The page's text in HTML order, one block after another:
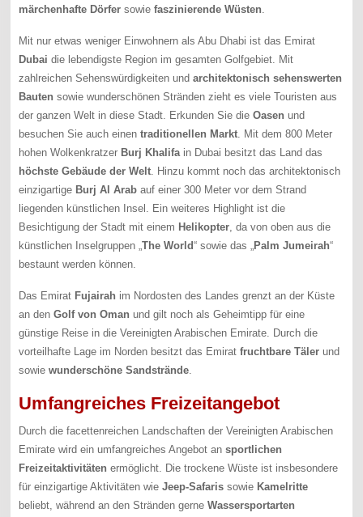
märchenhafte Dörfer sowiefaszinierende Wüsten
Mit nur etwas weniger Einwohnern als Abu Dhabi ist das Emirat
Dubai die lebendigste Region im gesamten Golfgebiet. Mit
zahlreichen Sehenswürdigkeiten undarchitektonisch sehenswerten
Bauten sowie wunderschönen Stränden zieht es viele Touristen aus
der ganzen Welt in diese Stadt. Erkunden Sie dieOasen und
besuchen Sie auch einentraditionellen Markt. Mit dem 800 Meter
hohen Wolkenkratzer Burj Khalifain Dubai besitzt das Land das
höchste Gebäude der Welt. Hinzu kommt noch das architektonisch
einzigartige Burj Al Arab auf einer 300 Meter vor dem Strand
liegenden künstlichen Insel. Ein weiteres Highlight ist die
Besichtigung der Stadt mit einem Helikopter, da von oben aus die
künstlichen Inselgruppen „The World“ sowie das „Palm Jumeirah“
bestaunt werden können.
Das Emirat Fujairah im Nordosten des Landes grenzt an der Küste
an denGolf von Oman und gilt noch als Geheimtipp für eine
günstige Reise in die Vereinigten Arabischen Emirate. Durch die
vorteilhafte Lage im Norden besitzt das Emiratfruchtbare Täler und
sowiewunderschöne Sandstrände.
Umfangreiches Freizeitangebot
Durch die facettenreichen Landschaften der Vereinigten Arabischen
Emirate wird ein umfangreiches Angebot ansportlichen
Freizeitaktivitäten ermöglicht. Die trockene Wüste ist insbesondere
für einzigartige Aktivitäten wieJeep-Safaris sowie Kamelritte
beliebt, während an den Stränden gerneWassersportarten